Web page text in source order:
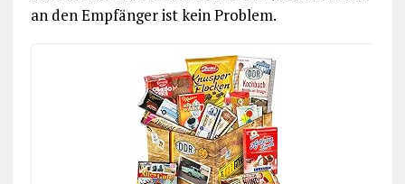
an den Empfänger ist kein Problem.